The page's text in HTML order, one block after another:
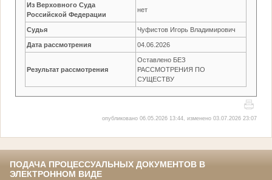
Из Верховного Суда
Российской Федерации
нет
Судья Чуфистов Игорь Владимирович
Дата рассмотрения 04.06.2026
Результат рассмотрения
Оставлено БЕЗ
РАССМОТРЕНИЯ ПО
СУЩЕСТВУ
опубликовано 06.05.2026 13:44, изменено 03.07.2026 23:07
ПОДАЧА ПРОЦЕССУАЛЬНЫХ ДОКУМЕНТОВ В
ЭЛЕКТРОННОМ ВИДЕ